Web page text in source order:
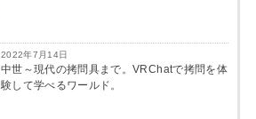
2022年7月14日
中世～現代の拷問具まで。VRChatで拷問を体
験して学べるワールド。